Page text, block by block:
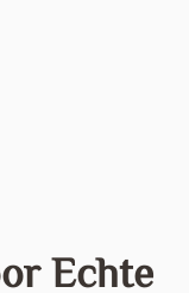
Echte